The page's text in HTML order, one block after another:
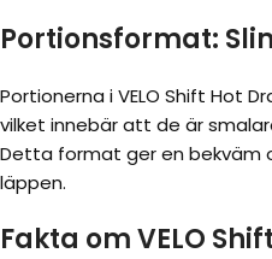
Portionsformat:
Portionerna i VELO Shift Hot
vilket innebär att de är
Detta format ger en bekväm
läppen.
Fakta om VELO